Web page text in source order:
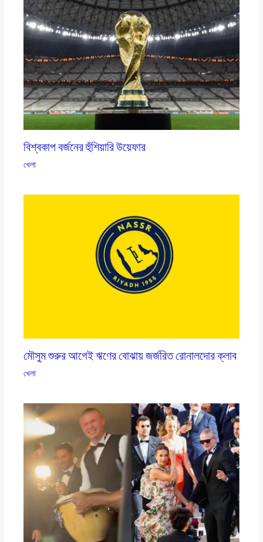
বিশ্বকাপ বর্জনের হুঁশিয়ারি উয়েফার
খেলা
মৌসুম শুরুর আগেই ঋণের বোঝায় জর্জরিত রোনালদোর ক্লাব
খেলা